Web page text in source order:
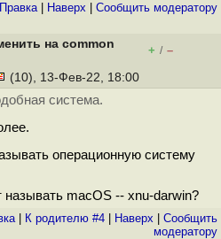
Правка| Наверх Cообщить модератору
на common
+ / –
(10), 13-Фев-22, 18:00
система.
операционную систему
называть macOS -- xnu-darwin?
| К родителю #4 Наверх
Cообщить
модератору